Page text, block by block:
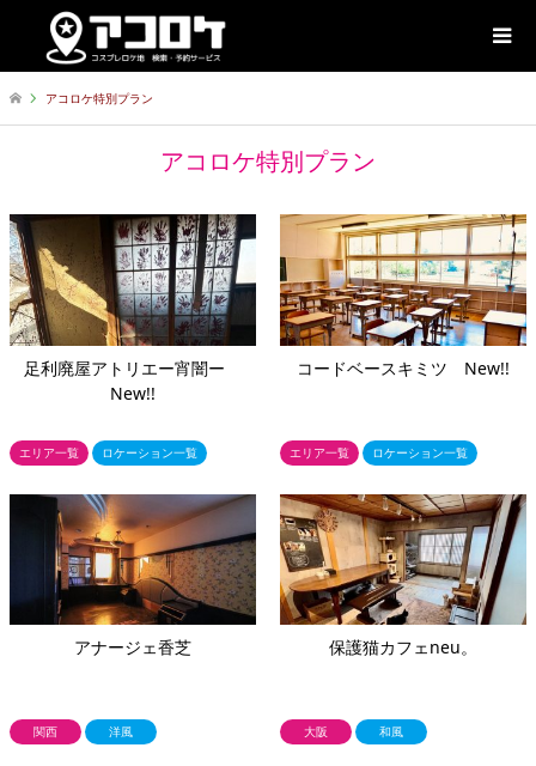
アコロケ特別プラン
アコロケ特別プラン
足利廃屋アトリエー宵闇ー
New!!
エリア一覧 ロケーション一覧
コードベースキミツ New!!
エリア一覧 ロケーション一覧
アナージェ香芝
関西 洋風
保護猫カフェneu。
大阪 和風